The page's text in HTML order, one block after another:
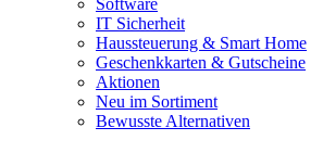
Software
IT Sicherheit
Haussteuerung & Smart Home
Geschenkkarten & Gutscheine
Aktionen
Neu im Sortiment
Bewusste Alternativen